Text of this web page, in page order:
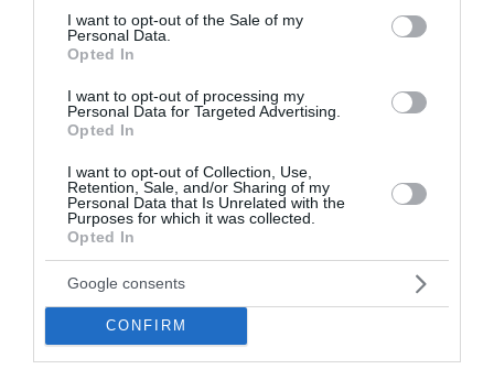
consent section.
I want to opt-out of the Sale of my
Personal Data.
Opted In
I want to opt-out of processing my
Personal Data for Targeted Advertising.
Opted In
I want to opt-out of Collection, Use,
Retention, Sale, and/or Sharing of my
Personal Data that Is Unrelated with the
Purposes for which it was collected.
Opted In
Google consents
CONFIRM